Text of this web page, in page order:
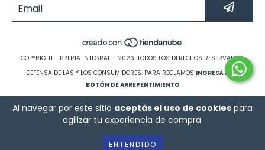
Al navegar por este sitio aceptás el uso de cookies para
agilizar tu experiencia de compra.
ENTENDIDO
COPYRIGHT LIBRERIA INTEGRAL - 2026. TODOS LOS DERECHOS RESERVADOS.
DEFENSA DE LAS Y LOS CONSUMIDORES. PARA RECLAMOS INGRESÁ ACÁ.
BOTÓN DE ARREPENTIMIENTO